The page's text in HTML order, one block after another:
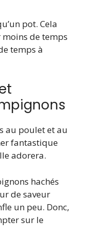
pot. Cela
de temps
temps à
au poulet et au
fantastique
adorera.
hachés
de saveur
un peu. Donc,
sur le